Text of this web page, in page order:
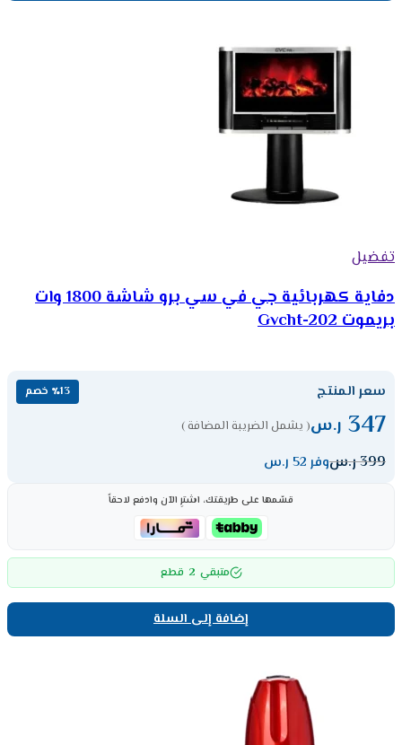
تفضيل
دفاية كهربائية جي في سي برو شاشة 1800 وات
بريموت Gvcht-202
سعر المنتج ٪13 خصم
347 ر.س( يشمل الضريبة المضافة )
399ر.سوفر 52 ر.س
قسّمها على طريقتك، اشترِ الآن وادفع لاحقاً
متبقي 2 قطع
إضافة إلى السلة